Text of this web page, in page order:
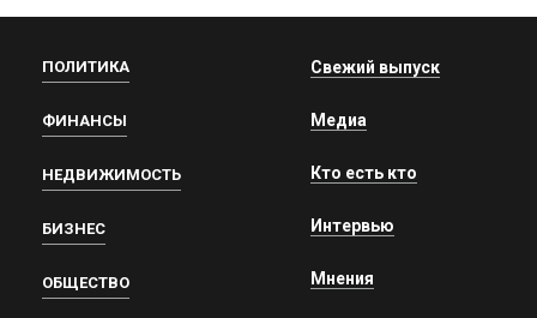
ПОЛИТИКА
ФИНАНСЫ
НЕДВИЖИМОСТЬ
БИЗНЕС
ОБЩЕСТВО
Свежий выпуск
Медиа
Кто есть кто
Интервью
Мнения